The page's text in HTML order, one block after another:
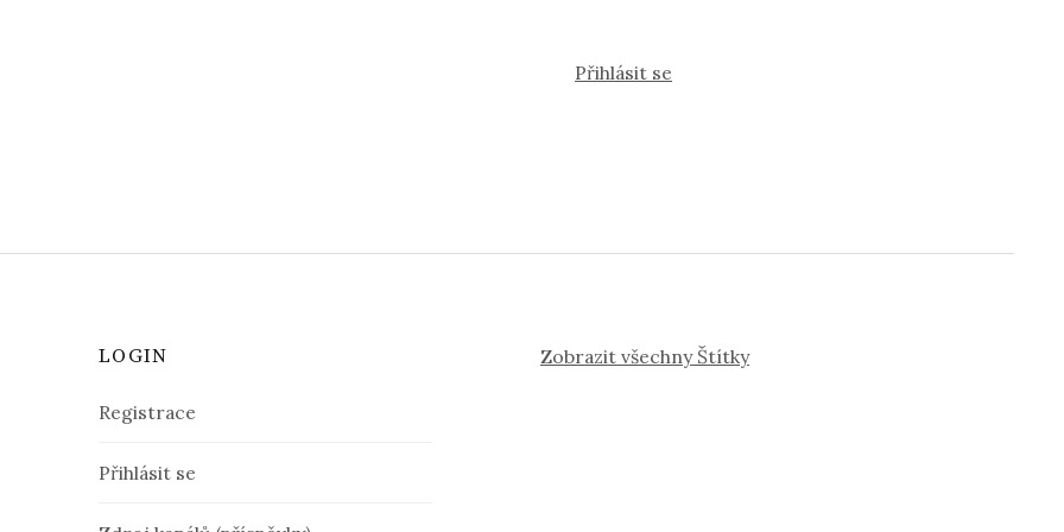
Přihlásit se
LOGIN
Registrace
Přihlásit se
Zobrazit všechny Štítky